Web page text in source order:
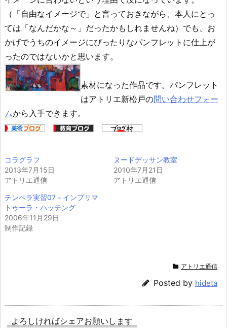
（「自由なイメージで」と言っておきながら、本人にとっ
ては「なんだかな～」だったかもしれませんね）でも、お
かげでうちのイメージにぴったりなパンフレットに仕上が
ったのではないかと思います。
素材になった作品です。パンフレット
はアトリエ新松戸の問い合わせフォー
ムから入手できます。
コラグラフ
2013年7月15日
アトリエ通信
ヌードデッサン教室
2010年7月21日
アトリエ通信
テンペラ実習07－インプリマ
トゥーラ・ハッチング
2006年11月29日
制作記録
アトリエ通信
Posted by hideta
よろしければシェアお願いします